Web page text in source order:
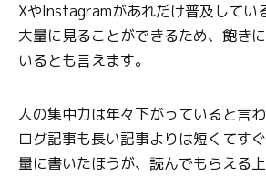
XやInstagramがあれだけ普及してい
大量に見ることができるため、飽き
いるとも言えます。
人の集中力は年々下がっていると言
ログ記事も長い記事よりは短くてす
量に書いたほうが、読んでもらえる